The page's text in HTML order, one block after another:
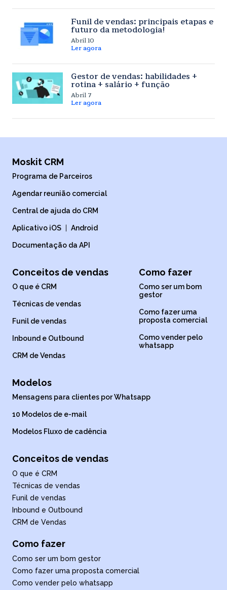
Funil de vendas: principais etapas e
futuro da metodologia!
Abril 10
Ler agora
Gestor de vendas: habilidades +
rotina + salário + função
Abril 7
Ler agora
Moskit CRM
Programa de Parceiros
Agendar reunião comercial
Central de ajuda do CRM
Aplicativo iOS Android
Documentação da API
Conceitos de vendas
O que é CRM
Técnicas de vendas
Funil de vendas
Inbound e Outbound
CRM de Vendas
Como fazer
Como ser um bom
gestor
Como fazer uma
proposta comercial
Como vender pelo
whatsapp
Modelos
Mensagens para clientes por Whatsapp
10 Modelos de e-mail
Modelos Fluxo de cadência
Conceitos de vendas
O que é CRM
Técnicas de vendas
Funil de vendas
Inbound e Outbound
CRM de Vendas
Como fazer
Como ser um bom gestor
Como fazer uma proposta comercial
Como vender pelo whatsapp